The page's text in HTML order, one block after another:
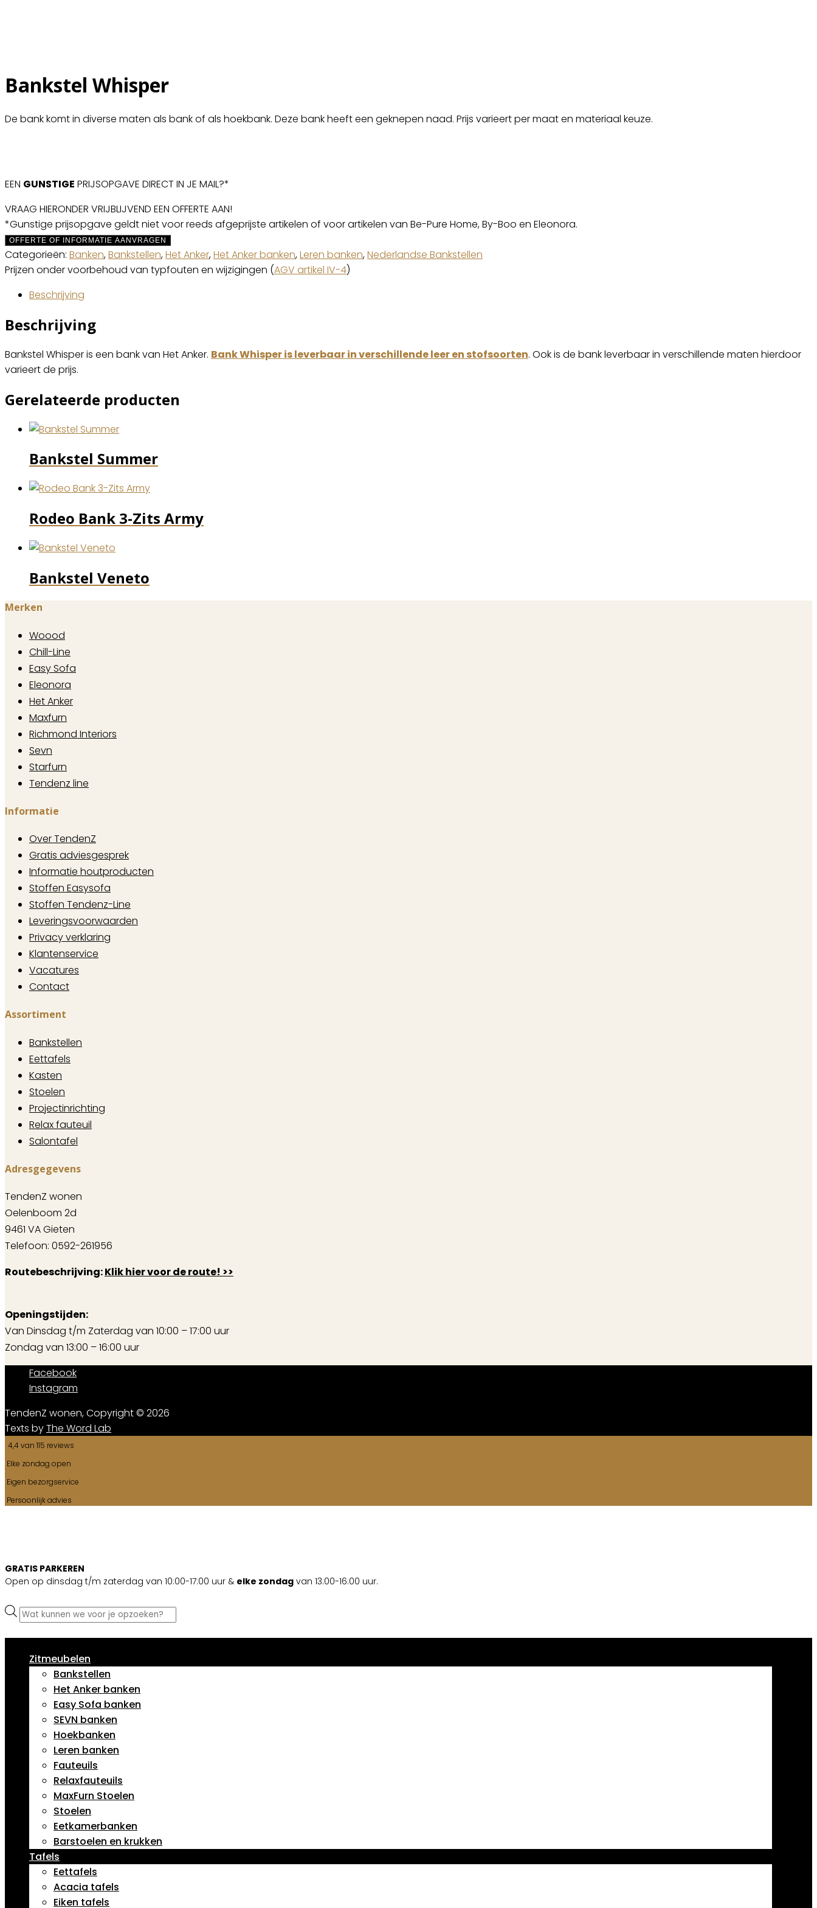
Bankstel Whisper
De bank komt in diverse maten als bank of als hoekbank. Deze bank heeft een geknepen naad. Prijs varieert per maat en materiaal keuze.
EEN GUNSTIGE PRIJSOPGAVE DIRECT IN JE MAIL?*
VRAAG HIERONDER VRIJBLIJVEND EEN OFFERTE AAN!
*Gunstige prijsopgave geldt niet voor reeds afgeprijste artikelen of voor artikelen van Be-Pure Home, By-Boo en Eleonora.
OFFERTE OF INFORMATIE AANVRAGEN
Categorieën: Banken,Bankstellen,Het Anker,Het Anker banken,Leren banken,Nederlandse Bankstellen
Prijzen onder voorbehoud van typfouten en wijzigingen (AGV artikel IV-4)
Beschrijving
Beschrijving
Bankstel Whisper is een bank van Het Anker. Bank Whisper is leverbaar in verschillende leer en stofsoorten. Ook is de bank leverbaar in verschillende maten hierdoor
varieert de prijs.
Gerelateerde producten
Bankstel Summer
Rodeo Bank 3-Zits Army
Bankstel Veneto
Merken
Woood
Chill-Line
Easy Sofa
Eleonora
Het Anker
Maxfurn
Richmond Interiors
Sevn
Starfurn
Tendenz line
Informatie
Over TendenZ
Gratis adviesgesprek
Informatie houtproducten
Stoffen Easysofa
Stoffen Tendenz-Line
Leveringsvoorwaarden
Privacy verklaring
Klantenservice
Vacatures
Contact
Assortiment
Bankstellen
Eettafels
Kasten
Stoelen
Projectinrichting
Relax fauteuil
Salontafel
Adresgegevens
TendenZ wonen
Oelenboom 2d
9461 VA Gieten
Telefoon: 0592-261956
Routebeschrijving:Klik hier voor de route! >>
Openingstijden:
Van Dinsdag t/m Zaterdag van 10:00 – 17:00 uur
Zondag van 13:00 – 16:00 uur
Facebook
Instagram
TendenZ wonen, Copyright © 2026
Texts byThe Word Lab
4,4 van 115 reviews
Elke zondag open
Eigen bezorgservice
Persoonlijk advies
GRATIS PARKEREN
Open op dinsdag t/m zaterdag van 10:00-17:00 uur & elke zondag van 13:00-16:00 uur.
Producten
zoeken
Zitmeubelen
Bankstellen
Het Anker banken
Easy Sofa banken
SEVN banken
Hoekbanken
Leren banken
Fauteuils
Relaxfauteuils
MaxFurn Stoelen
Stoelen
Eetkamerbanken
Barstoelen en krukken
Tafels
Eettafels
Acacia tafels
Eiken tafels